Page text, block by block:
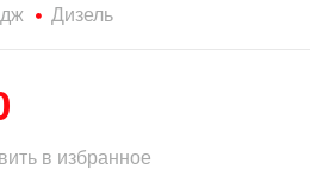
Дизель
в избранное